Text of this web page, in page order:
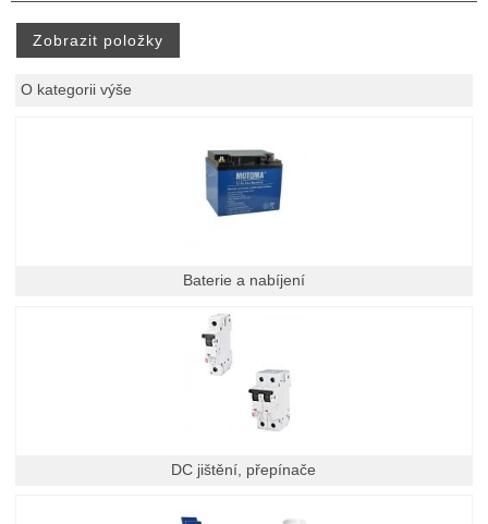
O kategorii výše
Baterie a nabíjení
DC jištění, přepínače